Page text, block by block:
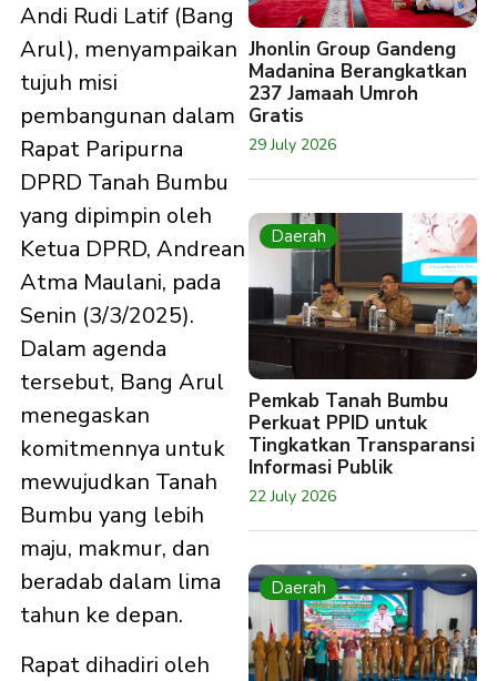
Andi Rudi Latif (Bang
Arul), menyampaikan
tujuh misi
pembangunan dalam
Rapat Paripurna
DPRD Tanah Bumbu
yang dipimpin oleh
Ketua DPRD, Andrean
Atma Maulani, pada
Senin (3/3/2025).
Dalam agenda
tersebut, Bang Arul
menegaskan
komitmennya untuk
mewujudkan Tanah
Bumbu yang lebih
maju, makmur, dan
beradab dalam lima
tahun ke depan.
Rapat dihadiri oleh
Jhonlin Group Gandeng
Madanina Berangkatkan
237 Jamaah Umroh
Gratis
29 July 2026
Daerah
Pemkab Tanah Bumbu
Perkuat PPID untuk
Tingkatkan Transparansi
Informasi Publik
22 July 2026
Daerah